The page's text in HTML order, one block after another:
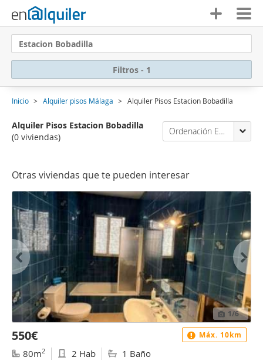
Estacion Bobadilla
Filtros - 1
Inicio Alquiler pisos Málaga Alquiler Pisos Estacion Bobadilla
Alquiler Pisos Estacion Bobadilla
(0 viviendas)
Ordenación Enalquiler
Otras viviendas que te pueden interesar
1/6
550€
80m2 2 Hab 1 Baño
Máx. 10km